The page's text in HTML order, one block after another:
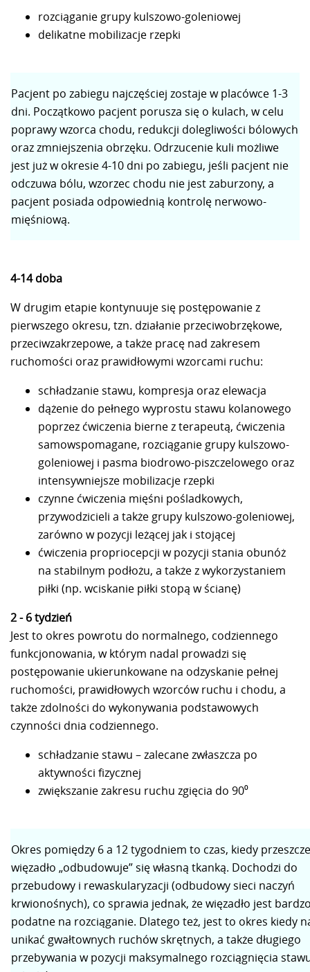
rozciąganie grupy kulszowo-goleniowej
delikatne mobilizacje rzepki
Pacjent po zabiegu najczęściej zostaje w placówce 1-3
dni. Początkowo pacjent porusza się o kulach, w celu
poprawy wzorca chodu, redukcji dolegliwości bólowych
oraz zmniejszenia obrzęku. Odrzucenie kuli możliwe
jest już w okresie 4-10 dni po zabiegu, jeśli pacjent nie
odczuwa bólu, wzorzec chodu nie jest zaburzony, a
pacjent posiada odpowiednią kontrolę nerwowo-
mięśniową.
4-14 doba
W drugim etapie kontynuuje się postępowanie z
pierwszego okresu, tzn. działanie przeciwobrzękowe,
przeciwzakrzepowe, a także pracę nad zakresem
ruchomości oraz prawidłowymi wzorcami ruchu:
schładzanie stawu, kompresja oraz elewacja
dążenie do pełnego wyprostu stawu kolanowego
poprzez ćwiczenia bierne z terapeutą, ćwiczenia
samowspomagane, rozciąganie grupy kulszowo-
goleniowej i pasma biodrowo-piszczelowego oraz
intensywniejsze mobilizacje rzepki
czynne ćwiczenia mięśni pośladkowych,
przywodzicieli a także grupy kulszowo-goleniowej,
zarówno w pozycji leżącej jak i stojącej
ćwiczenia propriocepcji w pozycji stania obunóż
na stabilnym podłożu, a także z wykorzystaniem
piłki (np. wciskanie piłki stopą w ścianę)
2 - 6 tydzień
Jest to okres powrotu do normalnego, codziennego
funkcjonowania, w którym nadal prowadzi się
postępowanie ukierunkowane na odzyskanie pełnej
ruchomości, prawidłowych wzorców ruchu i chodu, a
także zdolności do wykonywania podstawowych
czynności dnia codziennego.
schładzanie stawu – zalecane zwłaszcza po
aktywności fizycznej
zwiększanie zakresu ruchu zgięcia do 90⁰
Okres pomiędzy 6 a 12 tygodniem to czas, kiedy
więzadło „odbudowuje” się własną tkanką. Dochodzi do
przebudowy i rewaskularyzacji (odbudowy sieci naczyń
krwionośnych), co sprawia jednak, że więzadło jest
podatne na rozciąganie. Dlatego też, jest to okres kiedy
unikać gwałtownych ruchów skrętnych, a także długiego
przebywania w pozycji maksymalnego rozciągnięcia